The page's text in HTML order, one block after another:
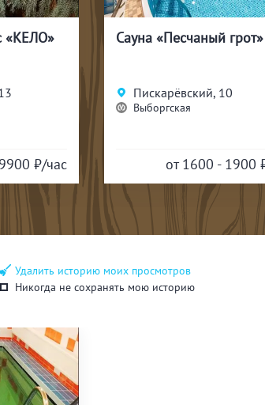
«КЕЛО»
₽/час
Пискарёвский, 10
Выборгская
от 1600 - 1900
Удалить историю моих просмотров
Никогда не сохранять мою историю